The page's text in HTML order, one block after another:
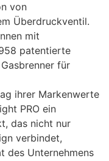
von
Überdruckventil.
mit
patentierte
für
ihrer Markenwerte
PRO ein
das nicht nur
verbindet,
des Unternehmens